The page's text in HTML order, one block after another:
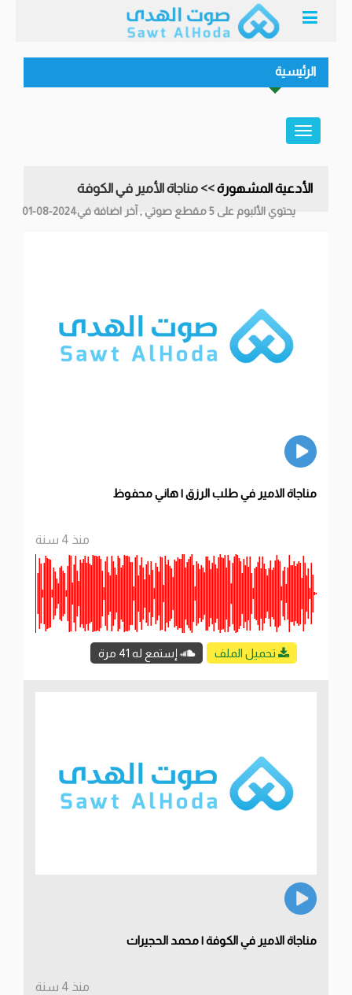
الرئيسية
الأدعية المشهورة>> مناجاة الأمير في الكوفة
يحتوي الألبوم على 5 مقطع صوتي , آخر اضافة في2024-08-01
مناجاة الامير في طلب الرزق | هاني محفوظ
منذ 4 سنة
تحميل الملف إستمع له 41 مرة
مناجاة الامير في الكوفة | محمد الحجيرات
منذ 4 سنة